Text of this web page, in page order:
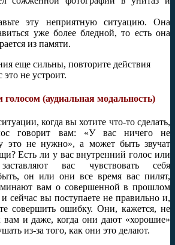
эту неприятную ситуацию. Она
уже более бледной, то есть она
из памяти.
еще сильны, повторите действия
не устроит.
голосом (аудиальная модальность)
когда вы хотите что-то сделать,
говорит вам: «У вас ничего не
это не нужно», а может быть звучат
Есть ли у вас внутренний голос или
вас чувствовать себя
он или они все время вас пилят,
вам о совершенной в прошлом
сейчас вы поступаете не правильно и,
совершить ошибку. Они, кажется, не
и даже, когда они дают «хорошие»
из-за того, как они это делают.